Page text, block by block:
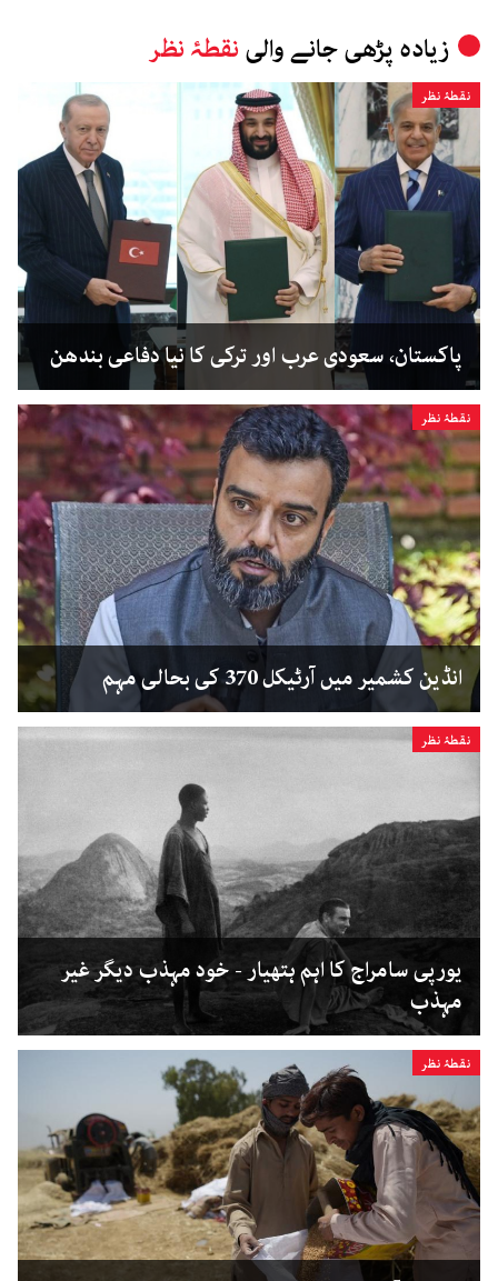
زیادہ پڑھی جانے والی نقطۂ نظر
نقطۂ نظر
پاکستان، سعودی عرب اور ترکی کا نیا دفاعی بندھن
نقطۂ نظر
انڈین کشمیر میں آرٹیکل 370 کی بحالی مہم
نقطۂ نظر
یورپی سامراج کا اہم ہتھیار - خود مہذب دیگر غیر
مہذب
نقطۂ نظر